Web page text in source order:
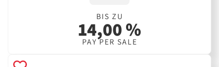
BIS ZU
14,00 %
PAY PER SALE